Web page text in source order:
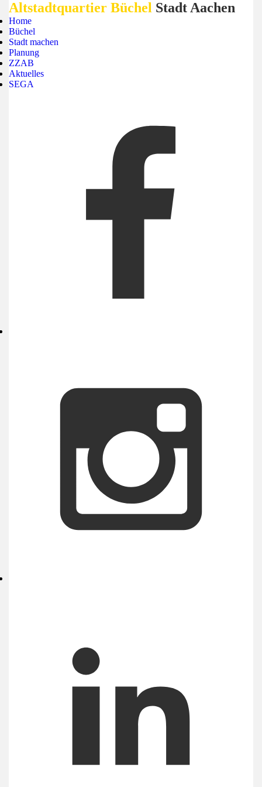
Altstadtquartier Büchel Stadt Aachen
Home
Büchel
Stadt machen
Planung
ZZAB
Aktuelles
SEGA